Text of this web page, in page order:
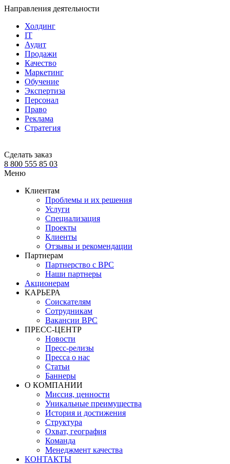
Направления деятельности
Холдинг
IT
Аудит
Продажи
Качество
Маркетинг
Обучение
Экспертиза
Персонал
Право
Реклама
Стратегия
Сделать заказ
8 800 555 85 03
Меню
Клиентам
Проблемы и их решения
Услуги
Специализация
Проекты
Клиенты
Отзывы и рекомендации
Партнерам
Партнерство с BPC
Наши партнеры
Акционерам
КАРЬЕРА
Соискателям
Сотрудникам
Вакансии BPC
ПРЕСС-ЦЕНТР
Новости
Пресс-релизы
Пресса о нас
Статьи
Баннеры
О КОМПАНИИ
Миссия, ценности
Уникальные преимущества
История и достижения
Структура
Охват, география
Команда
Менеджмент качества
КОНТАКТЫ